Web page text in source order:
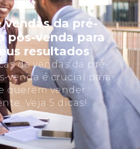
vendas da pré-
pós-venda para
resultados
de vendas da pré-
venda é crucial para
querem vender
Veja 5 dicas!